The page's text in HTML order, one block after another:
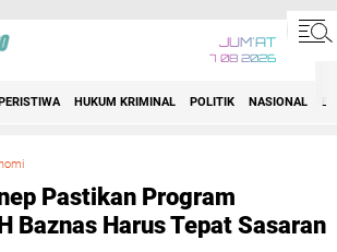
JUM'AT
7 08 2026
HUKUM KRIMINAL POLITIK NASIONAL
Pastikan Program
Baznas Harus Tepat Sasaran